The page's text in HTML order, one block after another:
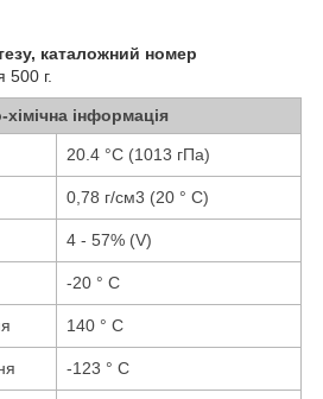
каталожний номер
500 г.
хімічна інформація
20.4 °C (1013 гПа)
0,78 г/см3 (20 ° С)
4 - 57% (V)
-20 ° C
140 ° С
-123 ° C